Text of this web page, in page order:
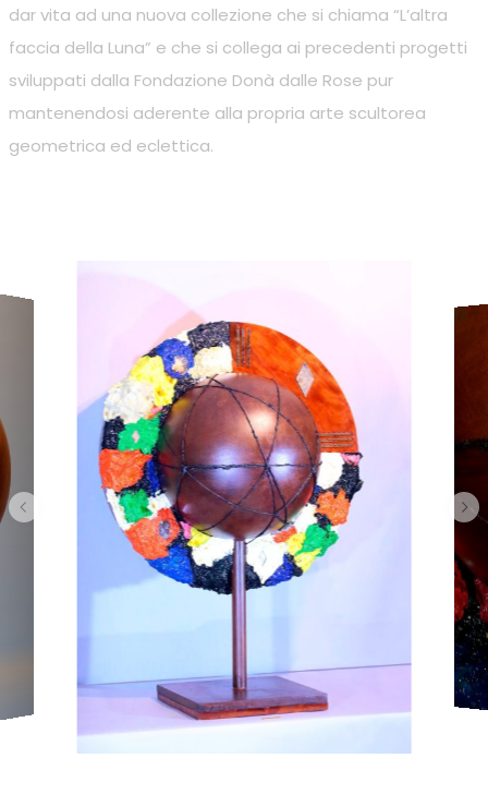
dar vita ad una nuova collezione che si chiama “L’altra
faccia della Luna” e che si collega ai precedenti progetti
sviluppati dalla Fondazione Donà dalle Rose pur
mantenendosi aderente alla propria arte scultorea
geometrica ed eclettica.